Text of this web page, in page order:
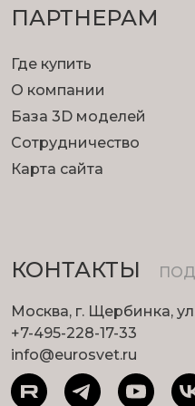
ПАРТНЕРАМ
Где купить
О компании
База 3D моделей
Сотрудничество
Карта сайта
КОНТАКТЫ
Москва, г. Щербинка, ул.
+7-495-228-17-33
info@eurosvet.ru